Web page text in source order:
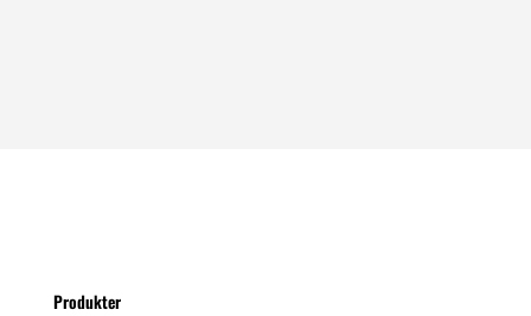
Produkter